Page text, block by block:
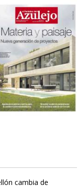
cambia de